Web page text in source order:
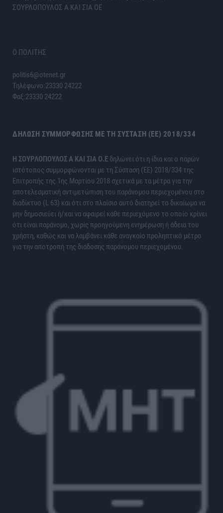
ΣΟΥΡΛΟΠΟΥΛΟΣ Α ΚΑΙ ΣΙΑ ΟΕ
Ο ΠΟΛΙΤΗΣ
politis6@otenet.gr
Τηλέφωνο:23330 24222
Φαξ:23330 24222
ΔΉΛΩΣΗ ΣΥΜΜΌΡΦΩΣΗΣ ΜΕ ΤΗ ΣΎΣΤΑΣΗ (ΕΕ) 2018/334
H ΣΟΥΡΛΟΠΟΥΛΟΣ Α ΚΑΙ ΣΙΑ Ο.Ε δηλώνει ότι η ίδια και ο παρών
ιστότοπος συμμορφώνονται με τη Σύσταση (ΕΕ) 2018/334 της
Επιτροπής της 1ης Μαρτίου 2018 σχετικά με τα μέτρα για την
αποτελεσματική αντιμετώπιση του παράνομου περιεχομένου στο
διαδίκτυο (L 63) και ότι στο πλαίσιο αυτό διατηρεί το δικαίωμα να
μην δημοσιεύει ή/και να αφαιρεί κάθε περιεχόμενο το οποίο κρίνει
ότι είναι παράνομο, χωρίς προηγούμενη ενημέρωση ή άδεια του
χρήστη, καθώς και να λαμβάνει κάθε αναγκαίο προληπτικό μέτρο
για την αποτροπή της διάδοσης παράνομου περιεχομένου.